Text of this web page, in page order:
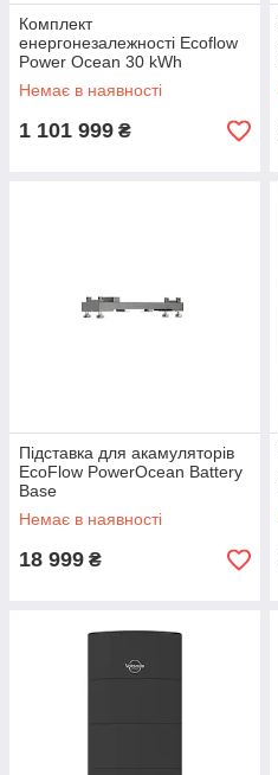
Комплект
енергонезалежності Ecoflow
Power Ocean 30 kWh
Немає в наявності
1 101 999 ₴
Підставка для акамуляторів
EcoFlow PowerOcean Battery
Base
Немає в наявності
18 999 ₴